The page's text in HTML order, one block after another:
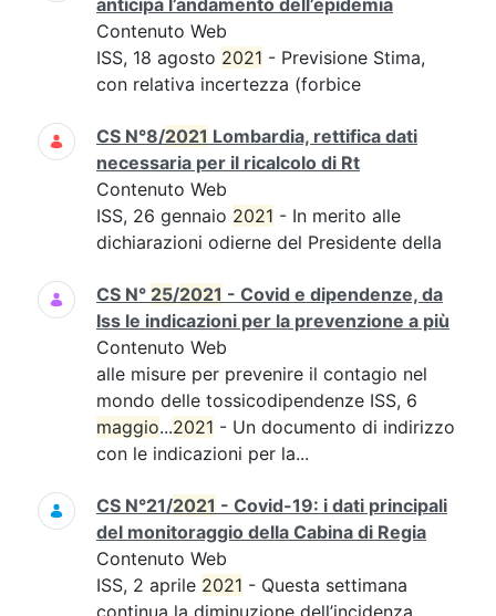
anticipa l’andamento dell’epidemia
Contenuto Web
ISS, 18 agosto 2021 - Previsione Stima,
con relativa incertezza (forbice
CS N°8/2021 Lombardia, rettifica dati
necessaria per il ricalcolo di Rt
Contenuto Web
ISS, 26 gennaio 2021 - In merito alle
dichiarazioni odierne del Presidente della
CS N° 25/2021 - Covid e dipendenze, da
Iss le indicazioni per la prevenzione a più
Contenuto Web
alle misure per prevenire il contagio nel
mondo delle tossicodipendenze ISS, 6
maggio...2021 - Un documento di indirizzo
con le indicazioni per la...
CS N°21/2021 - Covid-19: i dati principali
del monitoraggio della Cabina di Regia
Contenuto Web
ISS, 2 aprile 2021 - Questa settimana
continua la diminuzione dell’incidenza